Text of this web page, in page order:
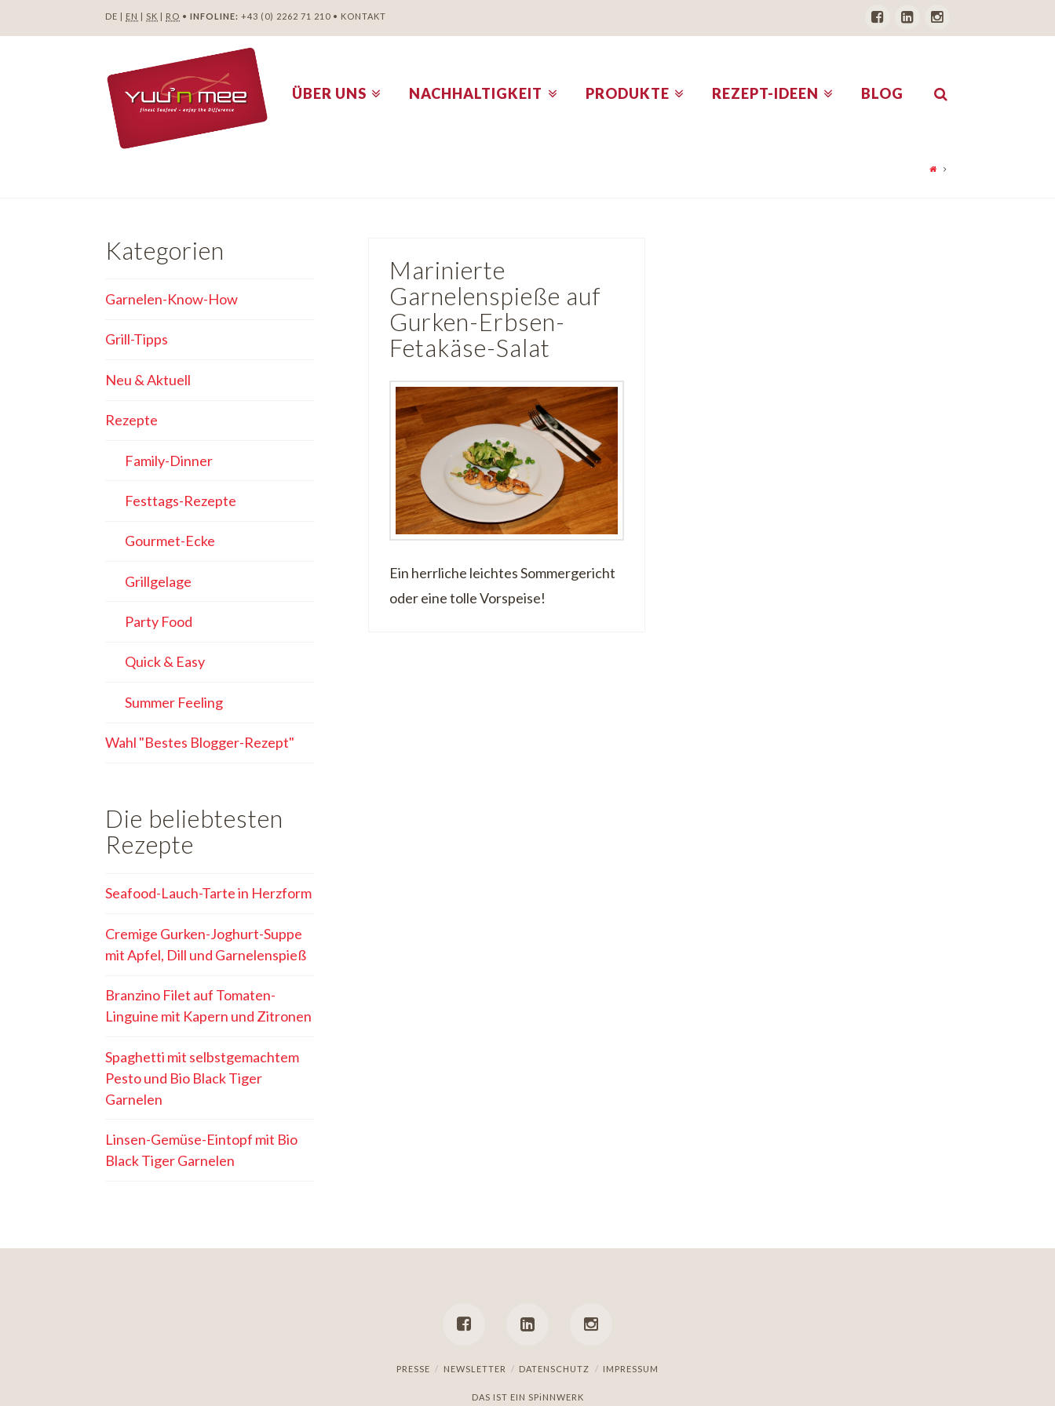
DE | EN | SK | RO •INFOLINE: +43 (0) 2262 71 210 • KONTAKT
ÜBER UNS NACHHALTIGKEIT PRODUKTE REZEPT-IDEEN BLOG
Marinierte
Garnelenspieße auf
Gurken-Erbsen-
Fetakäse-Salat
Ein herrliche leichtes Sommergericht
oder eine tolle Vorspeise!
Kategorien
Garnelen-Know-How
Grill-Tipps
Neu & Aktuell
Rezepte
Family-Dinner
Festtags-Rezepte
Gourmet-Ecke
Grillgelage
Party Food
Quick & Easy
Summer Feeling
Wahl "Bestes Blogger-Rezept"
Die beliebtesten
Rezepte
Seafood-Lauch-Tarte in Herzform
Cremige Gurken-Joghurt-Suppe
mit Apfel, Dill und Garnelenspieß
Branzino Filet auf Tomaten-
Linguine mit Kapern und Zitronen
Spaghetti mit selbstgemachtem
Pesto und Bio Black Tiger
Garnelen
Linsen-Gemüse-Eintopf mit Bio
Black Tiger Garnelen
PRESSE NEWSLETTER DATENSCHUTZ IMPRESSUM
DAS IST EIN SPiNNWERK